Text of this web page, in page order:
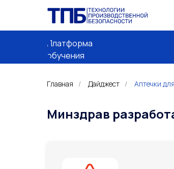
Платформа
обучения
Главная / Дайджест / Аптечки
Минздрав